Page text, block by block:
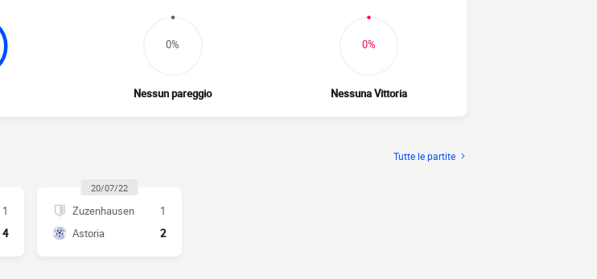
0%
Nessun pareggio
0%
Nessuna Vittoria
Tutte le partite
1
4
20/07/22
Zuzenhausen
1
Astoria
2